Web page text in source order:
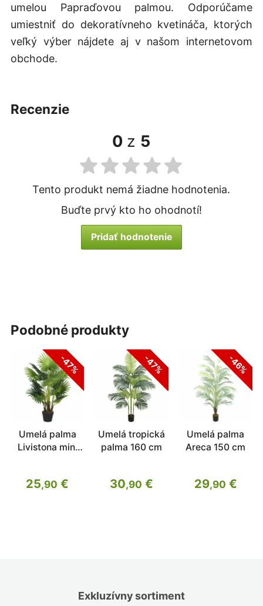
Exkluzívny sortiment
umelou Papraďovou palmou. Odporúčame
umiestniť do dekoratívneho kvetináča, ktorých
veľký výber nájdete aj v našom internetovom
obchode.
recenzie
0 z 5
Tento produkt nemá žiadne hodnotenia.
Buďte prvý kto ho ohodnotí!
Pridať hodnotenie
podobné produkty
-47%
Umelá palma
Livistona mini
25,90 €
-47%
Umelá tropická
palma 160 cm
30,90 €
-46%
Umelá palma
Areca 150 cm
29,90 €